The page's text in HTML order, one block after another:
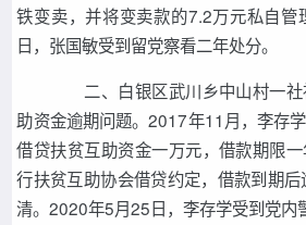
铁变卖，并将变卖款的7.2万元私自管
日，张国敏受到留党察看二年处分。
二、白银区武川乡中山村一社
助资金逾期问题。2017年11 月，李存
借贷扶贫互助资金一万元，借款期限
行扶贫互助协会借贷约定，借款到期后
清。2020年5月25日，李存学受到党内